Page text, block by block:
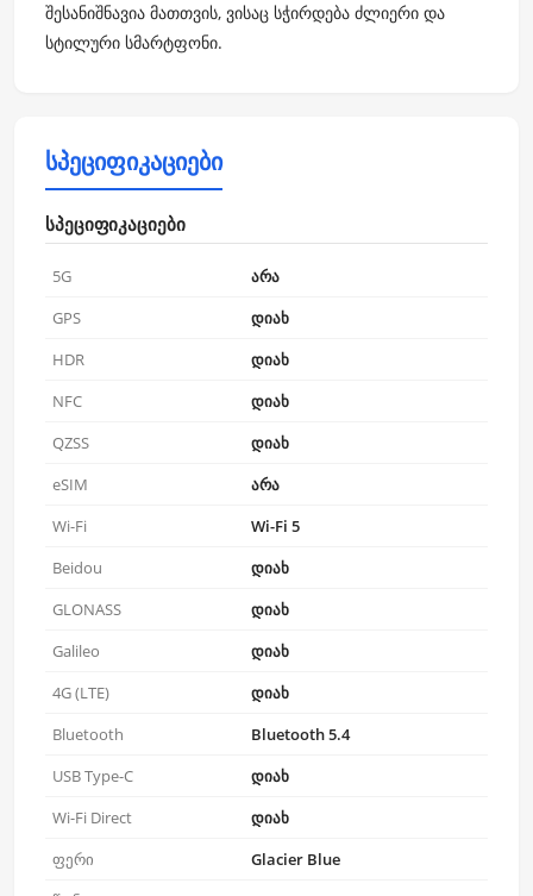
შესანიშნავია მათთვის, ვისაც სჭირდება ძლიერი და
სტილური სმარტფონი.
სპეციფიკაციები
სპეციფიკაციები
5G
არა
GPS
დიახ
HDR
დიახ
NFC
დიახ
QZSS
დიახ
eSIM
არა
Wi-Fi
Wi-Fi 5
Beidou
დიახ
GLONASS
დიახ
Galileo
დიახ
4G (LTE)
დიახ
Bluetooth
Bluetooth 5.4
USB Type-C
დიახ
Wi-Fi Direct
დიახ
ფერი
Glacier Blue